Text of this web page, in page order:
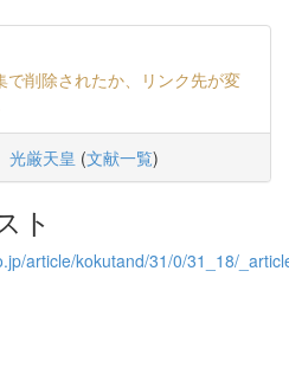
で削除されたか、リンク先が変
光厳天皇 (文献一覧)
ト
article/kokutand/31/0/31_18/